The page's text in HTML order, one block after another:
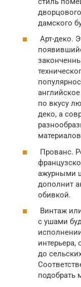
дамского
Арт-деко.
по вкусу
деко, а
Прованс.
ажурными
дополнит
обивкой.
Винтаж
с ушами
интерьера,
до
подобрать